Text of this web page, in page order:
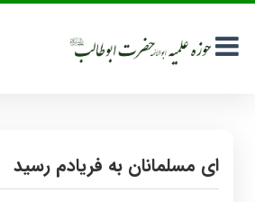
ای مسلمانان به فریادم رسید